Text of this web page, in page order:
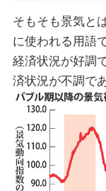
そもそも景気と
に使われる用語
経済状況が好調
済状況が不調で